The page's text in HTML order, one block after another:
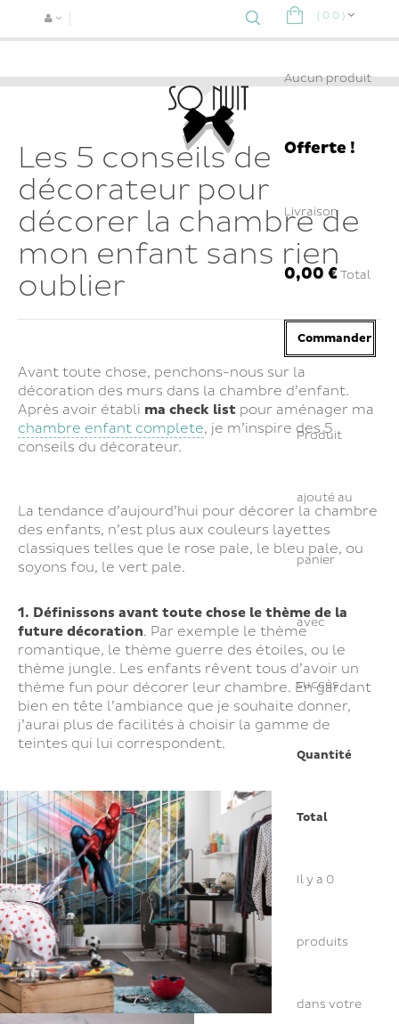
( 0 0 )
Aucun produit
Offerte !
Livraison
0,00 €Total
Commander
Produit
ajouté au
panier
avec
succès
Quantité
Total
Il y a 0
produits
dans votre
Les 5 conseils de
décorateur pour
décorer la chambre de
mon enfant sans rien
oublier
Avant toute chose, penchons-nous sur la
décoration des murs dans la chambre d’enfant.
Après avoir établi ma check list pour aménager ma
chambre enfant complete, je m’inspire des 5
conseils du décorateur.
La tendance d’aujourd’hui pour décorer la chambre
des enfants, n’est plus aux couleurs layettes
classiques telles que le rose pale, le bleu pale, ou
soyons fou, le vert pale.
1. Définissons avant toute chose le thème de la
future décoration. Par exemple le thème
romantique, le thème guerre des étoiles, ou le
thème jungle. Les enfants rêvent tous d’avoir un
thème fun pour décorer leur chambre. En gardant
bien en tête l’ambiance que je souhaite donner,
j’aurai plus de facilités à choisir la gamme de
teintes qui lui correspondent.